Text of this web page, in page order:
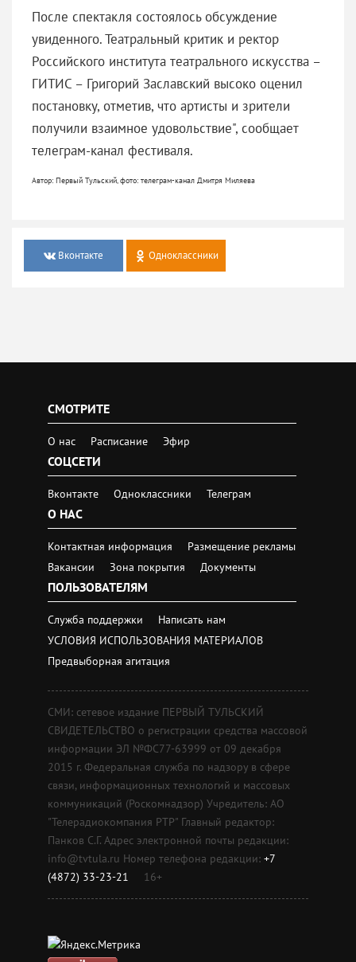
После спектакля состоялось обсуждение
увиденного. Театральный критик и ректор
Российского института театрального искусства –
ГИТИС – Григорий Заславский высоко оценил
постановку, отметив, что артисты и зрители
получили взаимное удовольствие", сообщает
телеграм-канал фестиваля.
Автор: Первый Тульский, фото: телеграм-канал Дмитря Миляева
Вконтакте Одноклассники
СМОТРИТЕ
О нас Расписание Эфир
СОЦСЕТИ
Вконтакте Одноклассники Телеграм
О НАС
Контактная информация
Размещение рекламы
Вакансии
Зона покрытия Документы
ПОЛЬЗОВАТЕЛЯМ
Служба поддержки
Написать нам
УСЛОВИЯ ИСПОЛЬЗОВАНИЯ МАТЕРИАЛОВ
Предвыборная агитация
СМИ: сетевое издание ПЕРВЫЙ ТУЛЬСКИЙ
СВИДЕТЕЛЬСТВО о регистрации средства массовой
информации ЭЛ №ФС77-63999 от 09 декабря
2015 г. Федеральная служба по надзору в сфере
связи, информационных технологий и массовых
коммуникаций (Роскомнадзор) Учредитель: АО
"Телерадиокомпания РТР" Главный редактор:
Панков С.Г. Адрес электронной почты редакции:
info@tvtula.ru Номер телефона редакции: +7
(4872) 33-23-21
16+